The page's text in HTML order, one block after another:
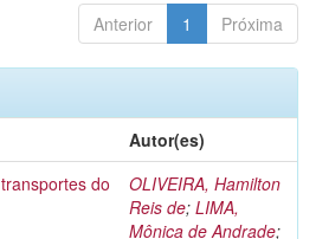
Anterior 1 Próxima
Autor(es)
do
OLIVEIRA, Hamilton
Reis de; LIMA,
Mônica de Andrade;